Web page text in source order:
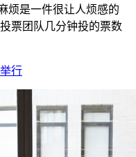
烦是一件很让人烦感的
票团队几分钟投的票数
行